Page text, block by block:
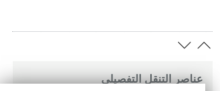
عناصر التنقل التفصيلي